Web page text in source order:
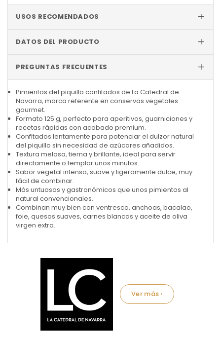
Pimientos del piquillo confitados de La Catedral de
Navarra, marca referente en conservas vegetales
gourmet.
Formato 125 g, perfecto para aperitivos, guarniciones y
recetas rápidas con acabado premium.
Confitados lentamente para potenciar el dulzor natural
del piquillo sin necesidad de azúcares añadidos.
Textura melosa, tierna y brillante, ideal para servir
directamente o templar unos minutos.
Sabor vegetal intenso, suave y ligeramente dulce, muy
fácil de combinar.
Más untuosos y gastronómicos que unos pimientos al
natural convencionales.
Combinan muy bien con ventresca, anchoas, bacalao,
foie, quesos suaves, carnes blancas y aceite de oliva
virgen extra.
USOS RECOMENDADOS +
DATOS DEL PRODUCTO +
PREGUNTAS FRECUENTES +